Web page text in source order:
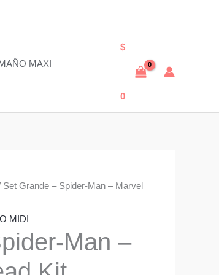
MAXI
$
0
Set Grande – Spider-Man – Marvel
MIDI
Man –